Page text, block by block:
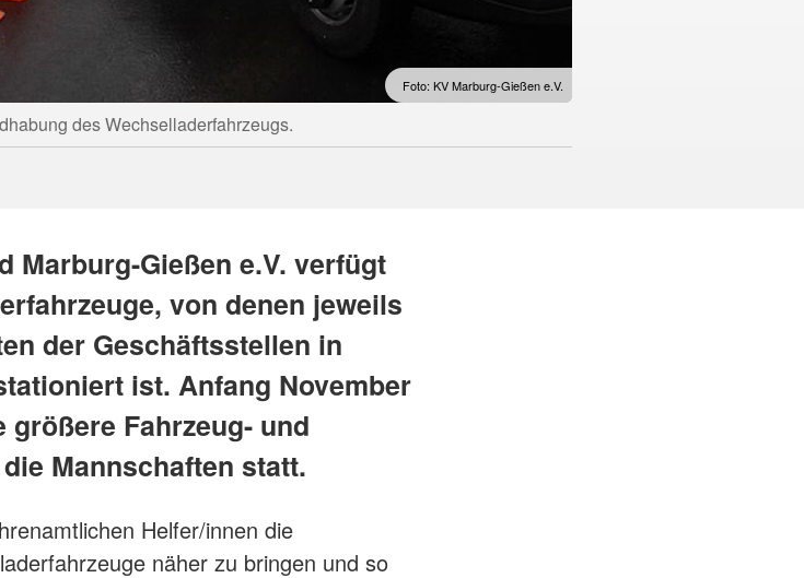
Foto: KV Marburg-Gießen e.V.
des Wechselladerfahrzeugs.
Marburg-Gießen e.V. verfügt
von denen jeweils
der Geschäftsstellen in
ist. Anfang November
Fahrzeug- und
Mannschaften statt.
Helfer/innen die
näher zu bringen und so